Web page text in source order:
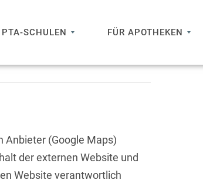
PTA-SCHULEN FÜR APOTHEKEN
Anbieter (Google Maps)
der externen Website und
Website verantwortlich